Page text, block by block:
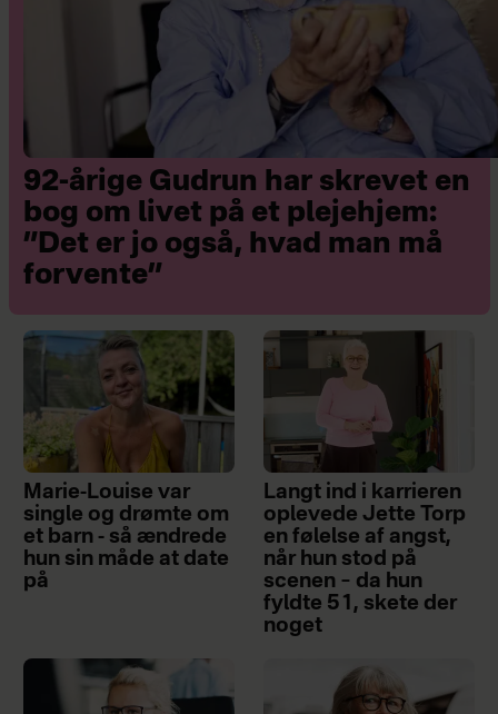
tre børn samt kat.
92-årige Gudrun har skrevet en
bog om livet på et plejehjem:
”Det er jo også, hvad man må
forvente”
Marie-Louise var
single og drømte om
et barn - så ændrede
hun sin måde at date
på
Langt ind i karrieren
oplevede Jette Torp
en følelse af angst,
når hun stod på
scenen – da hun
fyldte 51, skete der
noget